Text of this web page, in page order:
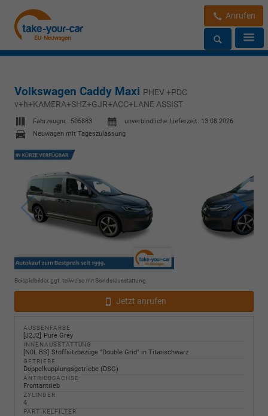
Anrufen
Volkswagen Caddy Maxi PHEV +PDC
v+h+KAMERA+SHZ+GJR+ACC+LANE ASSIST
Fahrzeugnr.: 505883 unverbindliche Lieferzeit: 13.08.2026
Neuwagen mit Tageszulassung
Beispielbilder, ggf. teilweise mit Sonderausstattung
Jetzt anrufen
AUSSENFARBE
J2J2 Pure Grey
INNENAUSSTATTUNG
N0L BS Stoffsitzbezüge "Double Grid" in Titanschwarz
GETRIEBE
Doppelkupplungsgetriebe (DSG)
ANTRIEBSACHSE
Frontantrieb
ZYLINDER
4
PARTIKELFILTER